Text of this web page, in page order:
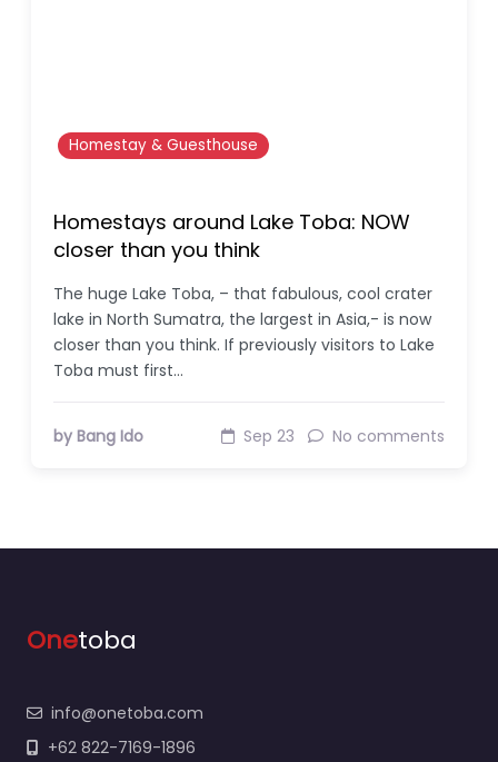
Homestay & Guesthouse
Homestays around Lake Toba: NOW
closer than you think
The huge Lake Toba, – that fabulous, cool crater
lake in North Sumatra, the largest in Asia,- is now
closer than you think. If previously visitors to Lake
Toba must first…
by Bang Ido Sep 23 No comments
Onetoba
info@onetoba.com
+62 822-7169-1896